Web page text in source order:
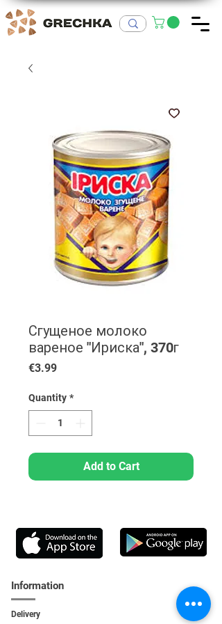
Сгущеное молоко
вареное "Ириска", 370г
€3.99Price
Quantity *
Add to Cart
Information
Delivery